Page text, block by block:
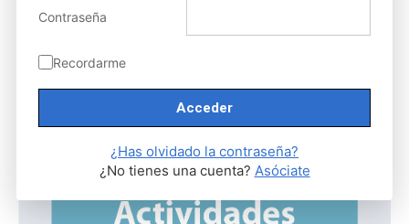
Contraseña
Recordarme
¿Has olvidado la contraseña?
¿No tienes una cuenta? Asóciate